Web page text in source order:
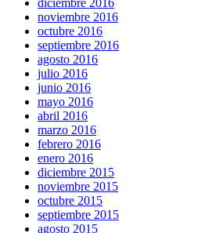
noviembre 2016
octubre 2016
septiembre 2016
agosto 2016
julio 2016
junio 2016
mayo 2016
abril 2016
marzo 2016
febrero 2016
enero 2016
diciembre 2015
noviembre 2015
octubre 2015
septiembre 2015
agosto 2015